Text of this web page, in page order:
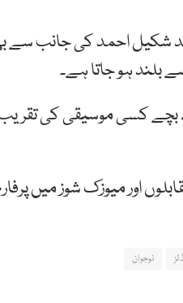
شکیل احمد کی جانب سے
بلند ہو جاتا ہے۔
کسی موسیقی کی تقریب
اور میوزک شوز میں
نوجوان